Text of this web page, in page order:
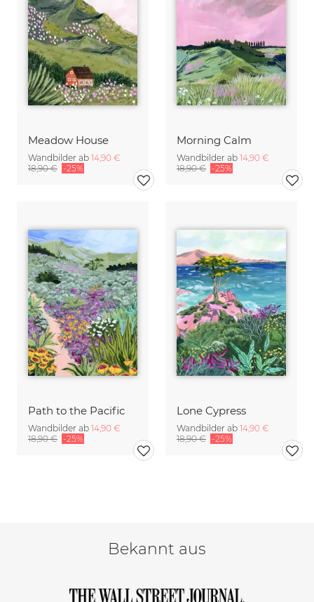
Meadow House
Wandbilder ab 14,90 €
18,90 € -25%
Morning Calm
Wandbilder ab 14,90 €
18,90 € -25%
Path to the Pacific
Wandbilder ab 14,90 €
18,90 € -25%
Lone Cypress
Wandbilder ab 14,90 €
18,90 € -25%
Bekannt aus